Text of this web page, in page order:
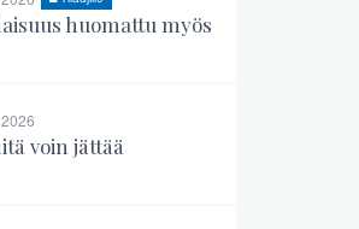
huomattu myös
voin jättää